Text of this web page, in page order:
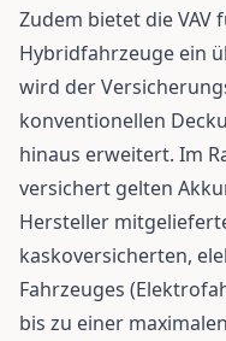
Zudem bietet die VAV
Hybridfahrzeuge ein
wird der
konventionellen
hinaus erweitert. Im
versichert gelten
Hersteller
kaskoversicherten,
Fahrzeuges
bis zu einer